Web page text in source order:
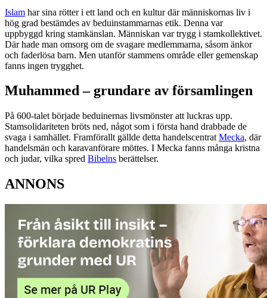
Islam har sina rötter i ett land och en kultur där människornas liv i
hög grad bestämdes av beduinstammarnas etik. Denna var
uppbyggd kring stamkänslan. Människan var trygg i stamkollektivet.
Där hade man omsorg om de svagare medlemmarna, såsom änkor
och faderlösa barn. Men utanför stammens område eller gemenskap
fanns ingen trygghet.
Muhammed – grundare av församlingen
På 600-talet började beduinernas livsmönster att luckras upp.
Stamsolidariteten bröts ned, något som i första hand drabbade de
svaga i samhället. Framförallt gällde detta handelscentrat Mecka, där
handelsmän och karavanförare möttes. I Mecka fanns många kristna
och judar, vilka spred Bibelns berättelser.
ANNONS